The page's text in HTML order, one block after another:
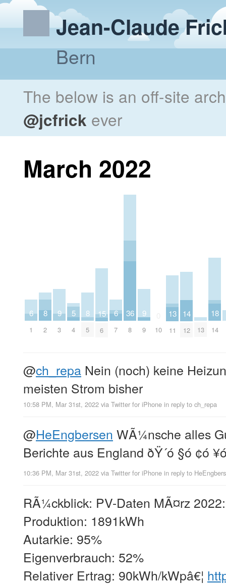
Jean-Claude
Bern
The below is an off-site
@jcfrick ever
March 2022
6
1
8
2
9
3
5
4
8
5
15
6
6
7
36
8
9
9 10
13
11
14
12 13
18
14
@ch_repa Nein (noch) keine
meisten Strom bisher
10:58 PM, Mar 31st, 2022 via Twitter for iPhone in reply to ch_repa
@HeEngbersen WÃ¼nsche alles
Berichte aus England ðŸ´ó §ó ¢ó
10:36 PM, Mar 31st, 2022 via Twitter for iPhone in reply to
RÃ¼ckblick: PV-Daten MÃ¤rz 2022:
Produktion: 1891kWh
Autarkie: 95%
Eigenverbrauch: 52%
Relativer Ertrag: 90kWh/kWpâ€¦